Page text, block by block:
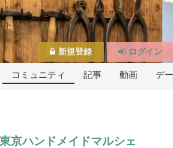
コミュニティ 記事 動画 デ
京ハンドメイドマルシェ
新規登録 ログイン